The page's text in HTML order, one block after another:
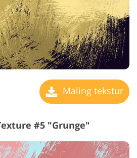
Maling tekstur
#5 "Grunge"